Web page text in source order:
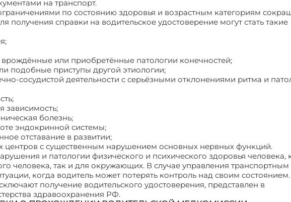
на транспорт.
по состоянию здоровья и возрастным категориям
получения справки на водительское удостоверение могут стать такие
или приобретённые патологии конечностей;
подобные приступы другой этиологии;
сосудистой деятельности с серьёзными отклонениями ритма и
зависимость;
болезнь;
эндокринной системы;
отставание в развитии;
центров с существенным нарушением основных нервных функций.
и патологии физического и психического здоровья человека,
человека, так и для окружающих. В случае управления транспортным
когда водитель может потерять контроль над своим
получение водительского удостоверения, представлен в
здравоохранения РФ.